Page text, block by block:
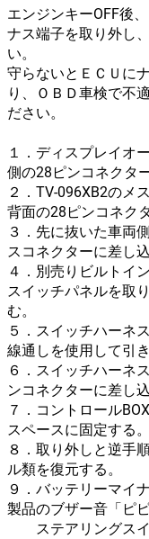
エンジンキーOFF後
ナス端子を取り外し
い。
守らないとＥＣＵに
り、ＯＢＤ車検で不
ださい。
１．ディスプレイオ
側の28ピンコネクタ
２．TV-096XB2のメ
背面の28ピンコネク
３．先に抜いた車両
スコネクターに差し込
４．別売りビルトイ
スイッチパネルを取
む。
５．スイッチハーネ
線通しを使用して引き
６．スイッチハーネ
ンコネクターに差し込
７．コントロール
スペースに固定する。
８．取り外しと逆手
ル類を復元する。
９．バッテリーマイ
製品のブザー音「ピ
ステアリングスイ